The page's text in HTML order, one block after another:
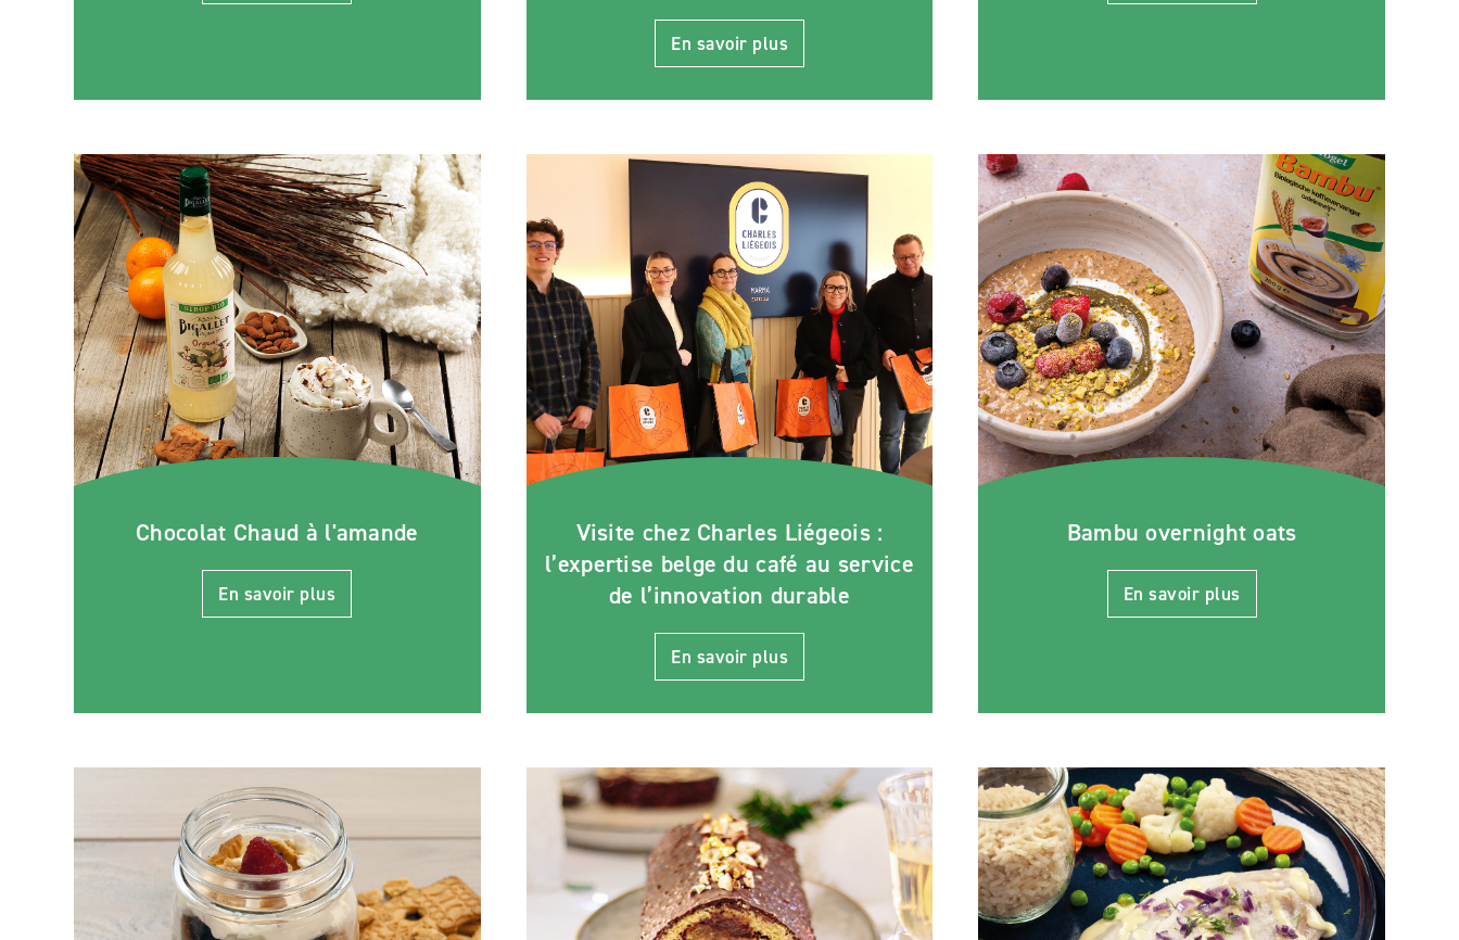
En savoir plus
Chocolat Chaud à l'amande
En savoir plus
Visite chez Charles Liégeois :
l’expertise belge du café au service
de l’innovation durable
En savoir plus
Bambu overnight oats
En savoir plus